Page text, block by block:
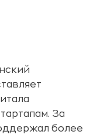
За
более